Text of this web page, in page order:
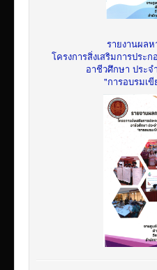
รายงานผลห
โครงการสิ่งเสริมการประ
อาชีวศึกษา ประจ
"การอบรมเ